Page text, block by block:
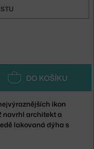
DO KOŠÍKU
ikon
navrhl architekt a
lakovaná dýha s